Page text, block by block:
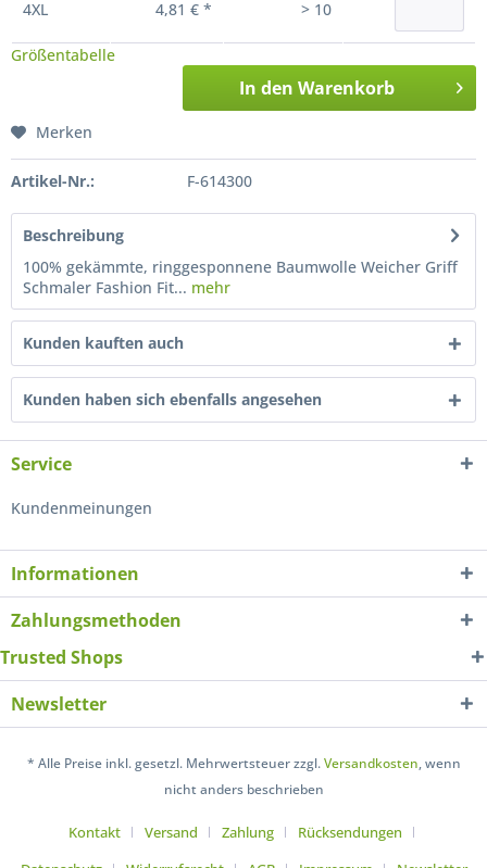
4XL 4,81 € * > 10
Größentabelle
In den Warenkorb
Merken
Artikel-Nr.: F-614300
Beschreibung
100% gekämmte, ringgesponnene Baumwolle Weicher Griff
Schmaler Fashion Fit... mehr
Kunden kauften auch
Kunden haben sich ebenfalls angesehen
Service
Kundenmeinungen
Informationen
Zahlungsmethoden
Trusted Shops
Newsletter
* Alle Preise inkl. gesetzl. Mehrwertsteuer zzgl.Versandkosten, wenn
nicht anders beschrieben
Kontakt Versand Zahlung
Rücksendungen